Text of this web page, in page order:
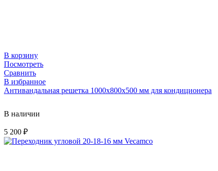
В корзину
Посмотреть
Сравнить
В избранное
Антивандальная решетка 1000х800х500 мм для кондиционера
В наличии
5 200 ₽